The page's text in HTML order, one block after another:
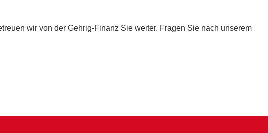
wir von der Gehrig-Finanz Sie weiter. Fragen Sie nach unserem